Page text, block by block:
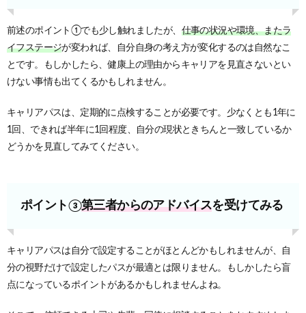
前述のポイント①でも少し触れましたが、 仕事の状況や環境、またラ
イフステージが変われば、自分自身の考え方が変化するのは自然なこ
とです。もしかしたら、健康上の理由からキャリアを見直さないとい
けない事情も出てくるかもしれません。
キャリアパスは、定期的に点検することが必要です。少なくとも1年に
1回、できれば半年に1回程度、自分の現状ときちんと一致しているか
どうかを見直してみてください。
ポイント③第三者からのアドバイスを受けてみる
キャリアパスは自分で設定することがほとんどかもしれませんが、自
分の視野だけで設定したパスが最適とは限りません。もしかしたら盲
点になっているポイントがあるかもしれませんよね。